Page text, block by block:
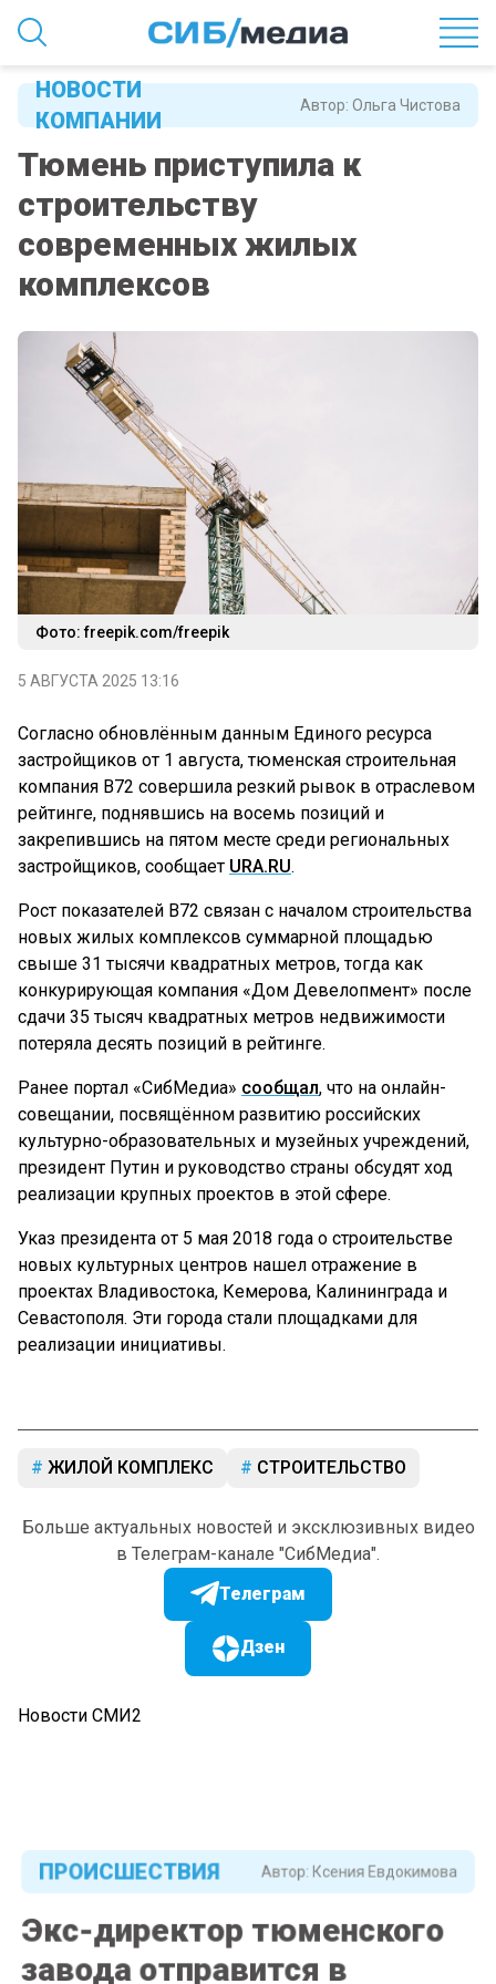
Автор: Ольга Чистова
НОВОСТИ
КОМПАНИИ
Тюмень приступила к
строительству
современных жилых
комплексов
Фото: freepik.com/freepik
5 АВГУСТА 2025 13:16
Согласно обновлённым данным Единого ресурса
застройщиков от 1 августа, тюменская строительная
компания B72 совершила резкий рывок в отраслевом
рейтинге, поднявшись на восемь позиций и
закрепившись на пятом месте среди региональных
застройщиков, сообщает URA.RU.
Рост показателей B72 связан с началом строительства
новых жилых комплексов суммарной площадью
свыше 31 тысячи квадратных метров, тогда как
конкурирующая компания «Дом Девелопмент» после
сдачи 35 тысяч квадратных метров недвижимости
потеряла десять позиций в рейтинге.
Ранее портал «СибМедиа» сообщал, что на онлайн-
совещании, посвящённом развитию российских
культурно-образовательных и музейных учреждений,
президент Путин и руководство страны обсудят ход
реализации крупных проектов в этой сфере.
Указ президента от 5 мая 2018 года о строительстве
новых культурных центров нашел отражение в
проектах Владивостока, Кемерова, Калининграда и
Севастополя. Эти города стали площадками для
реализации инициативы.
ЖИЛОЙ КОМПЛЕКС СТРОИТЕЛЬСТВО
Больше актуальных новостей и эксклюзивных видео
в Телеграм-канале "СибМедиа".
Телеграм
Дзен
Новости СМИ2
ПРОИСШЕСТВИЯ
Экс-директор тюменского
завода отправится в